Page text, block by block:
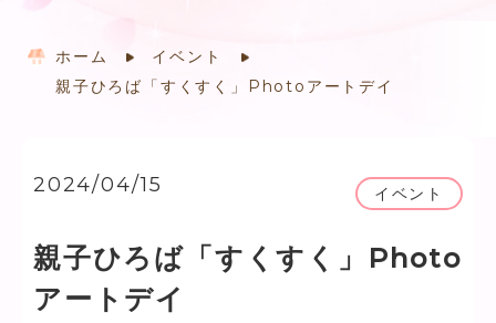
ホーム
イベント
親子ひろば「すくすく」Photoアートデイ
2024/04/15 イベント
親子ひろば「すくすく」Photo
アートデイ